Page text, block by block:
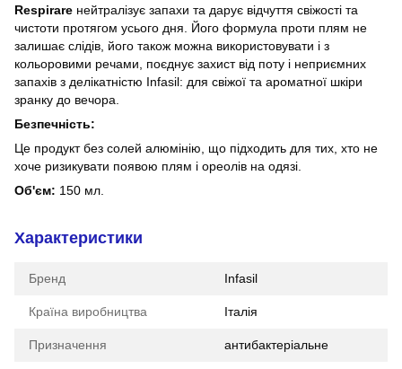
Respirare нейтралізує запахи та дарує відчуття свіжості та
чистоти протягом усього дня. Його формула проти плям не
залишає слідів, його також можна використовувати і з
кольоровими речами, поєднує захист від поту і неприємних
запахів з делікатністю Infasil: для свіжої та ароматної шкіри
зранку до вечора.
Безпечність:
Це продукт без солей алюмінію, що підходить для тих, хто не
хоче ризикувати появою плям і ореолів на одязі.
Об'єм: 150 мл.
Характеристики
Бренд Infasil
Країна виробництва Італія
Призначення антибактеріальне